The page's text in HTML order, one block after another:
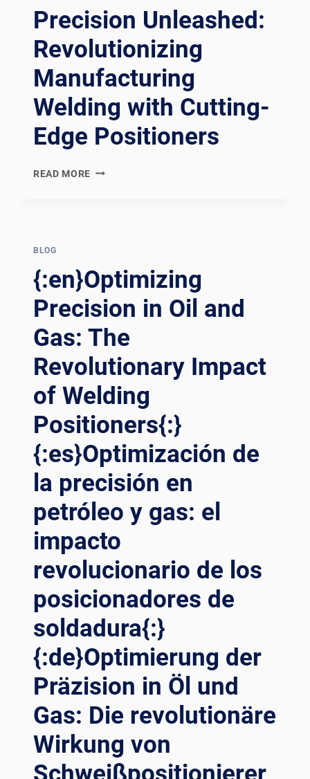
EDGE
POSITIONERS
Precision Unleashed:
Revolutionizing
Manufacturing
Welding with Cutting-
Edge Positioners
READ MORE PRECISION
EDGE
POSITIONERS
BLOG
{:en}Optimizing
Precision in Oil and
Gas: The
Revolutionary Impact
of Welding
Positioners{:}
{:es}Optimización de
la precisión en
petróleo y gas: el
impacto
revolucionario de los
posicionadores de
soldadura{:}
{:de}Optimierung der
Präzision in Öl und
Gas: Die revolutionäre
Wirkung von